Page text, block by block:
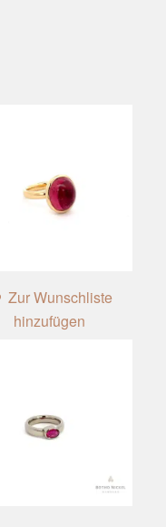
Zur Wunschliste
hinzufügen